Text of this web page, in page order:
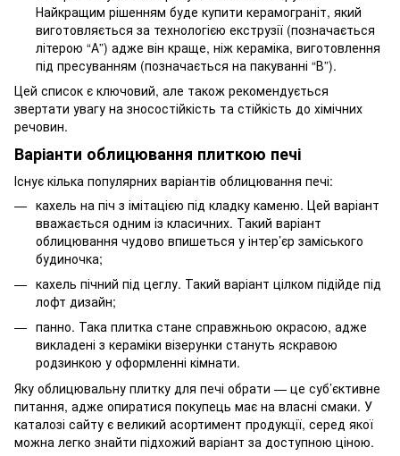
Найкращим рішенням буде купити керамограніт, який
виготовляється за технологією екструзії (позначається
літерою “А”) адже він краще, ніж кераміка, виготовлення
під пресуванням (позначається на пакуванні “В”).
Цей список є ключовий, але також рекомендується
звертати увагу на зносостійкість та стійкість до хімічних
речовин.
Варіанти облицювання плиткою печі
Існує кілька популярних варіантів облицювання печі:
кахель на піч з імітацією під кладку каменю. Цей варіант
вважається одним із класичних. Такий варіант
облицювання чудово впишеться у інтер’єр заміського
будиночка;
кахель пічний під цеглу. Такий варіант цілком підійде під
лофт дизайн;
панно. Така плитка стане справжньою окрасою, адже
викладені з кераміки візерунки стануть яскравою
родзинкою у оформленні кімнати.
Яку облицювальну плитку для печі обрати — це суб’єктивне
питання, адже опиратися покупець має на власні смаки. У
каталозі сайту є великий асортимент продукції, серед якої
можна легко знайти підхожий варіант за доступною ціною.